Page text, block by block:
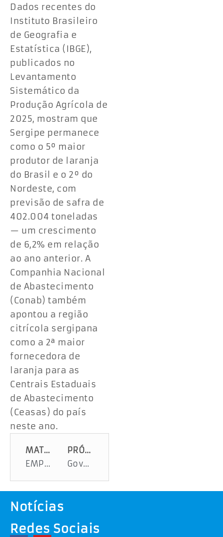
Dados recentes do
Instituto Brasileiro
de Geografia e
Estatística (IBGE),
publicados no
Levantamento
Sistemático da
Produção Agrícola de
2025, mostram que
Sergipe permanece
como o 5º maior
produtor de laranja
do Brasil e o 2º do
Nordeste, com
previsão de safra de
402.004 toneladas
— um crescimento
de 6,2% em relação
ao ano anterior. A
Companhia Nacional
de Abastecimento
(Conab) também
apontou a região
citrícola sergipana
como a 2ª maior
fornecedora de
laranja para as
Centrais Estaduais
de Abastecimento
(Ceasas) do país
neste ano.
MATÉRIA ANTERIOR
EMPREGO BOM E COM SALÁRIO LEGAL
PRÓXIMA MATÉRIA
Governo do Estado apoia 47ª Festa da Laranja e reforça compromisso com fortalecimento da citricultura
Notícias
Redes Sociais